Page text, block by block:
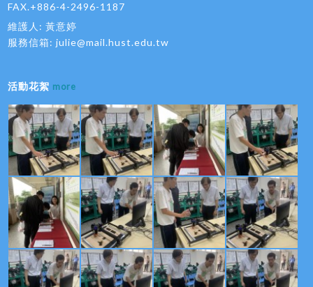
FAX.+886-4-2496-1187
維護人: 黃意婷
服務信箱:julie@mail.hust.edu.tw
活動花絮 more